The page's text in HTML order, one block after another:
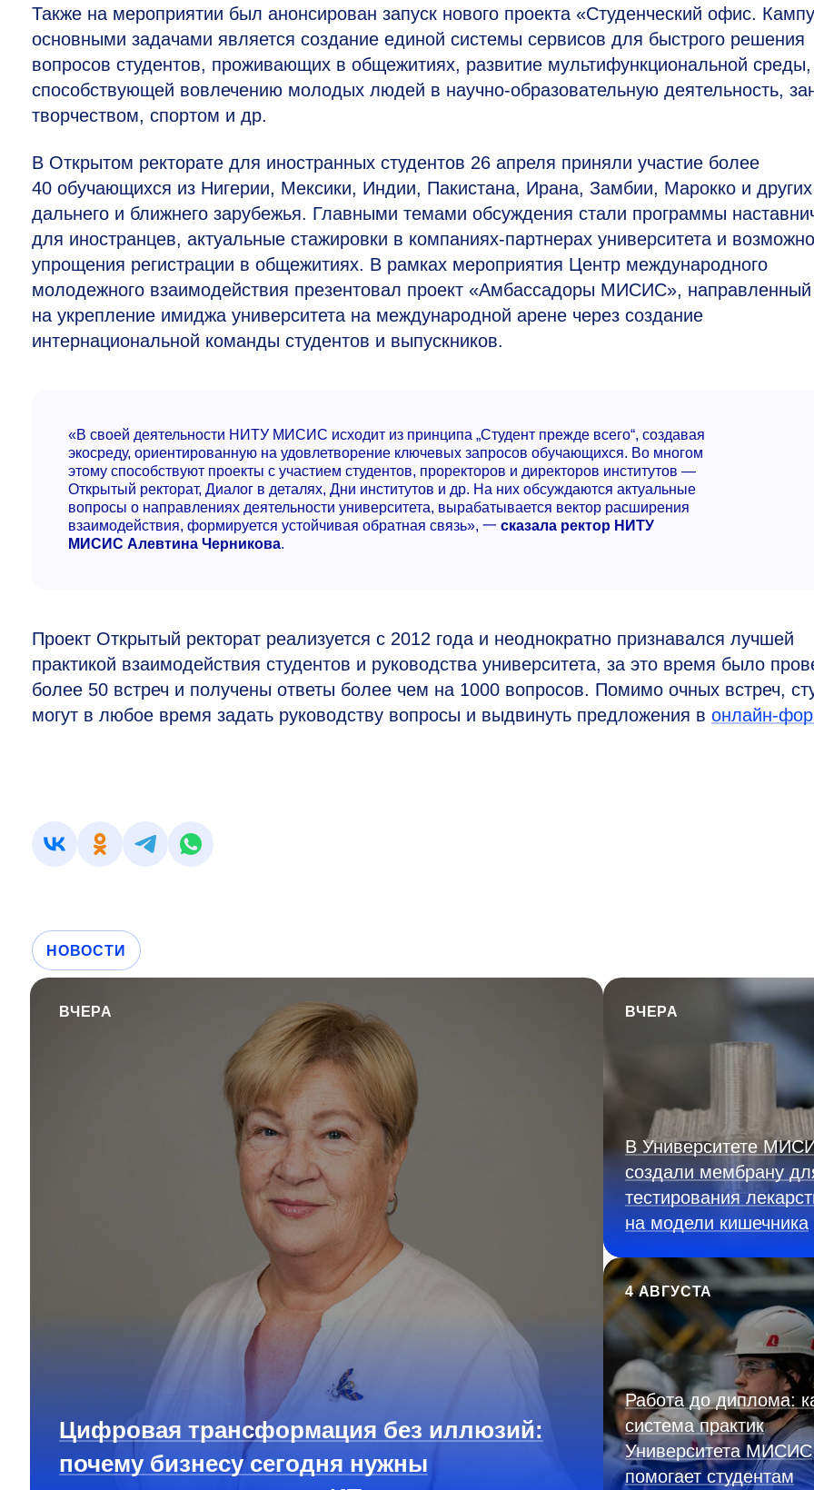
Также на мероприятии был анонсирован запуск нового проекта «Студенческий офис.
основными задачами является создание единой системы сервисов для быстрого решения
вопросов студентов, проживающих в общежитиях, развитие мультифункциональной среды,
способствующей вовлечению молодых людей в научно-образовательную деятельность,
творчеством, спортом и др.
В Открытом ректорате для иностранных студентов 26 апреля приняли участие более
40 обучающихся из Нигерии, Мексики, Индии, Пакистана, Ирана, Замбии, Марокко и других
дальнего и ближнего зарубежья. Главными темами обсуждения стали программы
для иностранцев, актуальные стажировки в компаниях-партнерах университета и
упрощения регистрации в общежитиях. В рамках мероприятия Центр международного
молодежного взаимодействия презентовал проект «Амбассадоры МИСИС», направленный
на укрепление имиджа университета на международной арене через создание
интернациональной команды студентов и выпускников.
«В своей деятельности НИТУ МИСИС исходит из принципа „Студент прежде всего“, создавая
экосреду, ориентированную на удовлетворение ключевых запросов обучающихся. Во многом
этому способствуют проекты с участием студентов, проректоров и директоров институтов —
Открытый ректорат, Диалог в деталях, Дни институтов и др. На них обсуждаются актуальные
вопросы о направлениях деятельности университета, вырабатывается вектор расширения
взаимодействия, формируется устойчивая обратная связь», 一 сказала ректор НИТУ
МИСИС Алевтина Черникова.
Проект Открытый ректорат реализуется с 2012 года и неоднократно признавался лучшей
практикой взаимодействия студентов и руководства университета, за это время было
более 50 встреч и получены ответы более чем на 1000 вопросов. Помимо очных встреч,
могут в любое время задать руководству вопросы и выдвинуть предложения в онлайн-
НОВОСТИ
ВЧЕРА
Цифровая трансформация без иллюзий:
почему бизнесу сегодня нужны
ВЧЕРА
В Университете
создали мембрану
тестирования
на модели кишечника
4 АВГУСТА
Работа до диплома:
система практик
Университета МИСИС
помогает студентам